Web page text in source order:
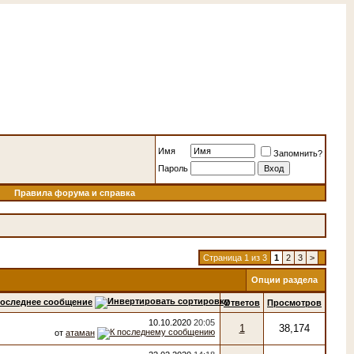
Имя
Запомнить?
Пароль
Правила форума и справка
Страница 1 из 3 1 2 3 >
Опции раздела
сообщение Ответов Просмотров
10.10.2020 20:05
от атаман 1 38,174